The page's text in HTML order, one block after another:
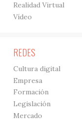
Realidad Virtual
Vídeo
REDES
Cultura digital
Empresa
Formación
Legislación
Mercado